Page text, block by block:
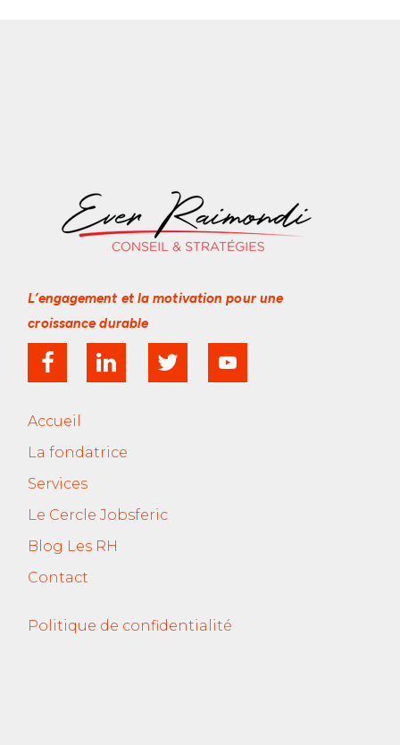
L’engagement et la motivationpour une
croissance durable
Accueil
La fondatrice
Services
Le Cercle Jobsferic
Blog Les RH
Contact
Politique de confidentialité